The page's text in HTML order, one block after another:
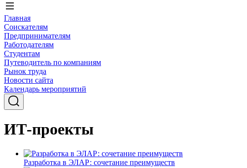
Главная
Соискателям
Предпринимателям
Работодателям
Студентам
Путеводитель по компаниям
Рынок труда
Новости сайта
Календарь мероприятий
ИТ-проекты
Разработка в ЭЛАР: сочетание преимуществ